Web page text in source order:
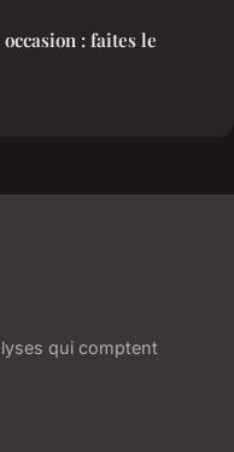
: faites le
qui comptent